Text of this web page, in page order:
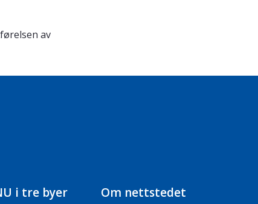
av
i tre byer Om nettstedet